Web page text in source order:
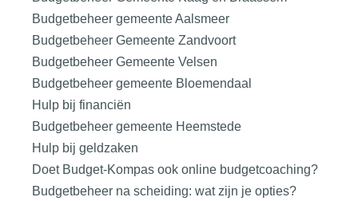
Budgetbeheer gemeente Aalsmeer
Budgetbeheer Gemeente Zandvoort
Budgetbeheer Gemeente Velsen
Budgetbeheer gemeente Bloemendaal
Hulp bij financiën
Budgetbeheer gemeente Heemstede
Hulp bij geldzaken
Doet Budget-Kompas ook online budgetcoaching?
Budgetbeheer na scheiding: wat zijn je opties?